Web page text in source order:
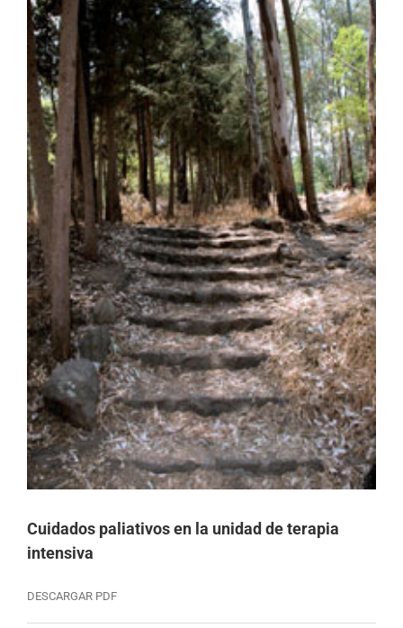
Cuidados paliativos en la unidad de terapia
intensiva
DESCARGAR PDF